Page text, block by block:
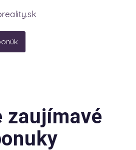
zaujímavé